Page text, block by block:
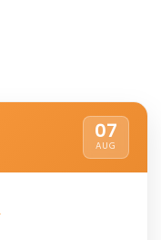
07
AUG